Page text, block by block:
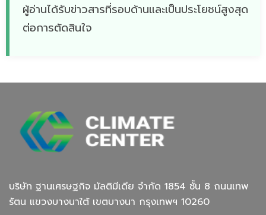
ผู้อ่านได้รับข่าวสารที่รอบด้านและเป็นประโยชน์สูงสุด
ต่อการตัดสินใจ
บริษัท ฐานเศรษฐกิจ มัลติมีเดีย จํากัด 1854 ชั้น 8 ถนนเทพ
รัตน แขวงบางนาใต้ เขตบางนา กรุงเทพฯ 10260